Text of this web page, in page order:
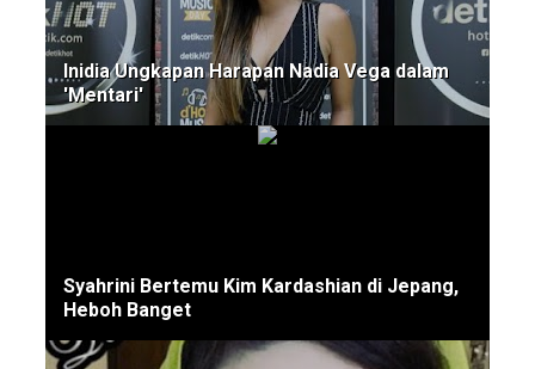
Inidia Ungkapan Harapan Nadia Vega dalam
'Mentari'
Syahrini Bertemu Kim Kardashian di Jepang,
Heboh Banget